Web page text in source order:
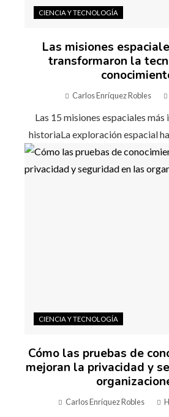
CIENCIA Y TECNOLOGÍA
Las misiones
transformaron la
Carlos Enríquez Robles
Las 15 misiones espaciales
historiaLa exploración espacial ha
CIENCIA Y TECNOLOGÍA
Cómo las pruebas de
mejoran la privacidad y
Carlos Enríquez Robles